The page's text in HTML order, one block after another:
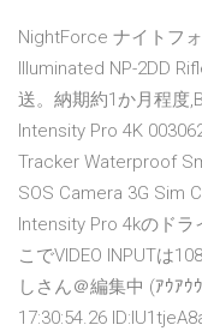
NightForce ナイトフ
Illuminated NP-2DD
送。納期約1か月程度
Intensity Pro 4K
Tracker Waterproof
SOS Camera 3G Sim
Intensity Pro 4kのド
こでVIDEO INPUTは
しさん＠編集中 (ｱｳｱｳ
17:30:54.26